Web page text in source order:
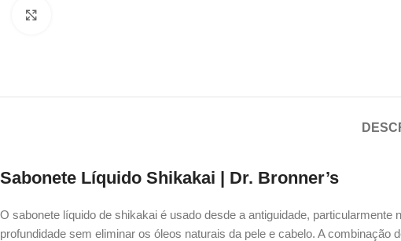
Sabonete Líquido Shikakai | Dr. Bronner’s
O sabonete líquido de shikakai é usado desde a antiguidade,
profundidade sem eliminar os óleos naturais da pele e cabelo. A